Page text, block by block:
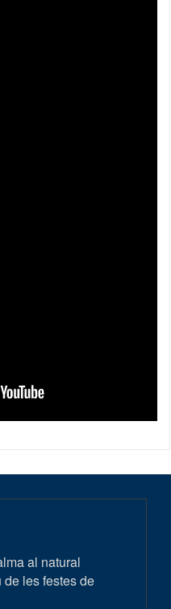
al natural
les festes de